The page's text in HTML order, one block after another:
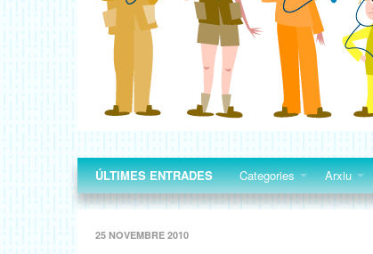
ÚLTIMES ENTRADES Categories Arxiu
25 NOVEMBRE 2010